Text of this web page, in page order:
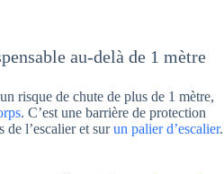
au-delà de 1 mètre
risque de chute de plus de 1 mètre,
. C’est une barrière de protection
de l’escalier et surun palier d’escalier.